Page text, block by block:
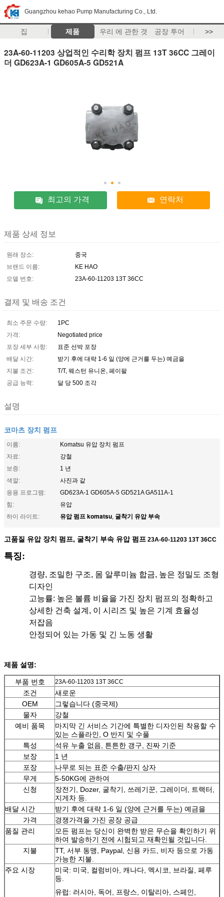
Guangzhou kehao Pump Manufacturing Co., Ltd.
집 제품 우리 에 관한 것 공장 투어 >>
23A-60-11203 상업적인 수리학 장치 펌프 13T 36CC 그레이
더 GD623A-1 GD605A-5 GD521A
최고의 가격 연락처
제품 상세 정보
원래 장소:
중국
브랜드 이름:
KE HAO
모델 번호:
23A-60-11203 13T 36CC
결제 및 배송 조건
최소 주문 수량:
1PC
가격:
Negotiated price
포장 세부 사항:
표준 선박 포장
배달 시간:
받기 후에 대략 1-6 일 (양에 근거를 두는) 예금을
지불 조건:
T/T, 웨스턴 유니온, 페이팔
공급 능력:
달 당 500 조각
설명
코마츠 장치 펌프
이름:
Komatsu 유압 장치 펌프
자료:
강철
보증:
1 년
색깔:
사진과 같
응용 프로그램:
GD623A-1 GD605A-5 GD521A GA511A-1
힘:
유압
하이 라이트:
유압 펌프 komatsu, 굴착기 유압 부속
고품질 유압 장치 펌프, 굴착기 부속 유압 펌프 23A-60-11203 13T 36CC
특징:
경량, 조밀한 구조, 몸 알루미늄 합금, 높은 정밀도 조형
디자인
고능률: 높은 볼륨 비율을 가진 장치 펌프의 정확하고
상세한 건축 설계, 이 시리즈 및 높은 기계 효율성
저잡음
안정되어 있는 가동 및 긴 노동 생활
제품 설명:
부품 번호 23A-60-11203 13T 36CC
조건
새로운
OEM
그렇습니다 (중국제)
물자
강철
예비 품목
마지막 긴 서비스 기간에 특별한 디자인된 착용할 수
있는 스플라인, O 반지 및 수풀
특성
석유 누출 없음, 튼튼한 갱구, 진짜 기준
보장
1 년
포장
나무로 되는 표준 수출/판지 상자
무게
5-50KG에 관하여
신청
장전기, Dozer, 굴착기, 쓰레기꾼, 그레이더, 트랙터,
지게차 등.
배달 시간
받기 후에 대략 1-6 일 (양에 근거를 두는) 예금을
가격
경쟁가격을 가진 공장 공급
품질 관리
모든 펌프는 당신이 완벽한 받은 무슨을 확인하기 위
하여 발송하기 전에 시험되고 재확인될 것입니다.
지불
TT, 서부 동맹, Paypal, 신용 카드, 비자 등으로 가동
가능한 지불.
주요 시장
미국: 미국, 컬럼비아, 캐나다, 멕시코, 브라질, 페루
등.
유럽: 러시아, 독어, 프랑스, 이탈리아, 스페인,